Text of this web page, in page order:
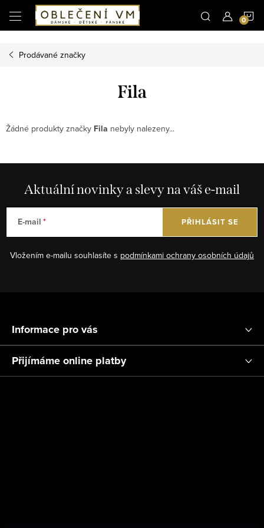
Microsoft Clarity
Přejít
na
Prodávané značky
Fila
Žádné produkty značky Fila nebyly nalezeny...
Aktuální novinky a slevy na váš e-mail
E-mail
Vložením e-mailu souhlasíte s podmínkami ochrany osobních údajů
PŘIHLÁSIT SE
p
t
Informace pro vás
Přijímáme online platby